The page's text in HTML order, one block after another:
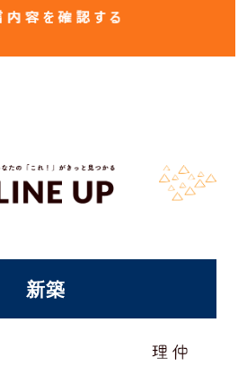
ます。また、以下は例示であり、
)、住所、電話番号（携帯、FAXを
ドレス、携帯メールアドレス、生年
から提供される一切の情報 ・サー
して取得される情報
取引を申し込まれた場合に、お客
新築